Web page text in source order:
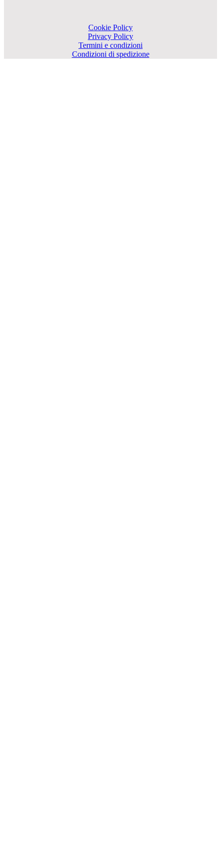
Cookie Policy
Privacy Policy
Termini e condizioni
Condizioni di spedizione